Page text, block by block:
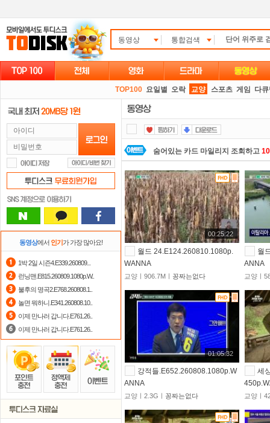
동영상 통합검색
TOP100 요일별 오락 교양 스포츠 게임 다
동영상에서 인기가 가장 많아요!
1박 2일 시즌4.E339.260809...
런닝맨.E815.260809.1080p.W..
불후의 명곡2.E768.260808.1..
놀면 뭐하니.E341.260808.10..
이제 만나러 갑니다.E761.26..
이제 만나러 갑니다.E761.26..
숨어있는 카드 마일리지 조회하고
자녀보호기능으로 가족과 함께 투디
포인트할인쿠폰 사용방법안내
스마트TV로 투디스크영화,드라마,
댓글만 잘써도무료 포인트를 드립
안내
출석체크 이벤트! 출석체
요즘 뭐가 재밌지?고민되면 눌러봐!
00:25:22
월드 24.E124.260810.1080p.
WANNA
교양ㅣ906.7Mㅣ 꽁짜는없다
월
ANNA
교양ㅣ
01:05:32
강적들.E652.260808.1080p.W
ANNA
교양ㅣ2.3Gㅣ 꽁짜는없다
세
교양ㅣ